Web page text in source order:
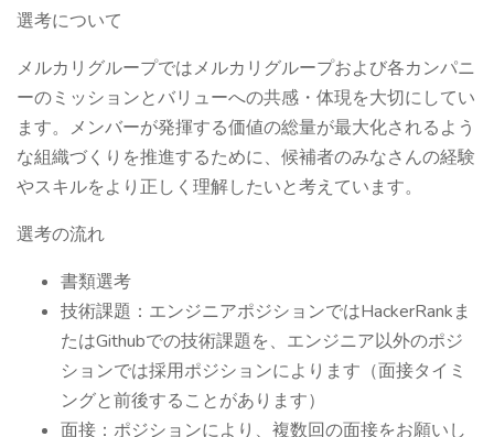
選考について
メルカリグループではメルカリグループおよび各カンパニ
ーのミッションとバリューへの共感・体現を大切にしてい
ます。メンバーが発揮する価値の総量が最大化されるよう
な組織づくりを推進するために、候補者のみなさんの経験
やスキルをより正しく理解したいと考えています。
選考の流れ
書類選考
技術課題：エンジニアポジションではHackerRankま
たはGithubでの技術課題を、エンジニア以外のポジ
ションでは採用ポジションによります（面接タイミ
ングと前後することがあります）
面接：ポジションにより、複数回の面接をお願いし